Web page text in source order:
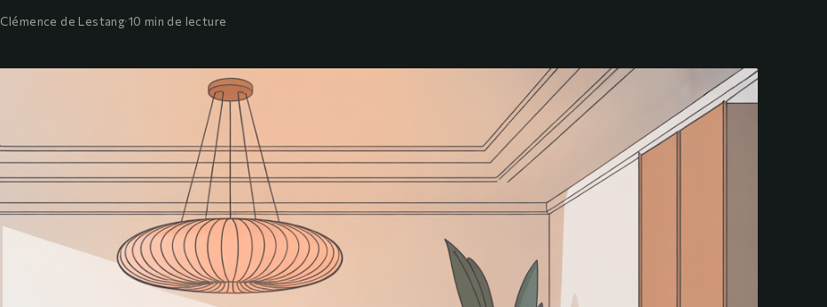
Clémence de Lestang·10 min de lecture